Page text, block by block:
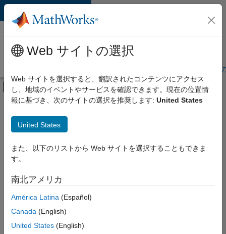
コンテンツへスキップ
MathWorks 採用
情報
学生・キャリア初期
オフキャンバス ナビゲーション メ
メインコンテンツ
絞り込み条件
企業向けセールス
セールス オペレーション
人事
選
し
Web サイトの選択
Web サイトを選択すると、翻訳されたコンテンツにアクセス
し、地域のイベントやサービスを確認できます。現在の位置情
報に基づき、次のサイトの選択を推奨します: United States
United States
また、以下のリストから Web サイトを選択することもできま
す。
南北アメリカ
América Latina (Español)
Canada (English)
United States (English)